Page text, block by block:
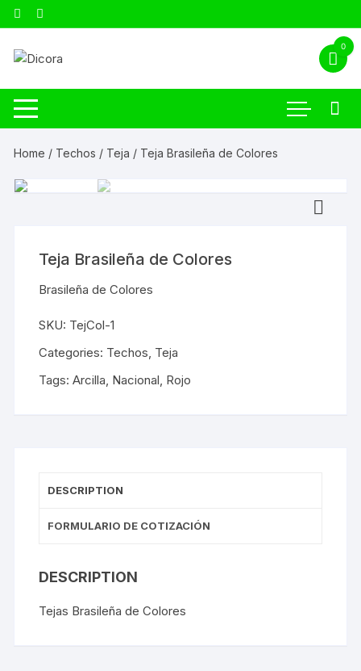
0
Home / Techos / Teja / Teja Brasileña de Colores
Teja Brasileña de Colores
Brasileña de Colores
SKU: TejCol-1
Categories: Techos, Teja
Tags:Arcilla, Nacional, Rojo
DESCRIPTION
FORMULARIO DE COTIZACIÓN
DESCRIPTION
Tejas Brasileña de Colores